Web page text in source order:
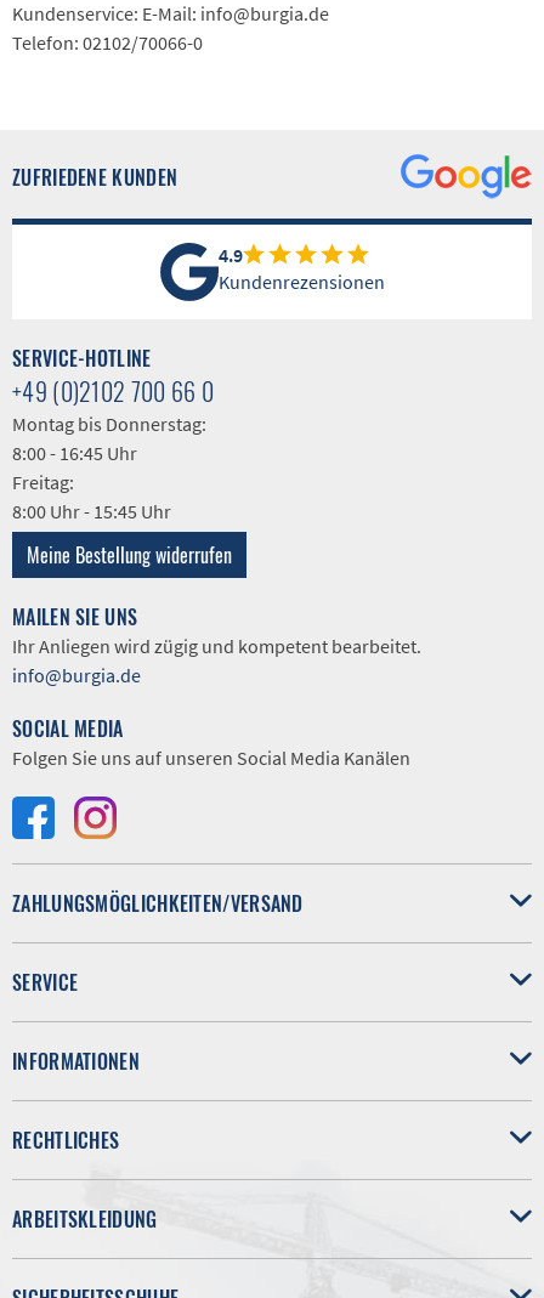
Kundenservice: E-Mail: info@burgia.de
Telefon: 02102/70066-0
ZUFRIEDENE KUNDEN
4.9
Kundenrezensionen
SERVICE-HOTLINE
+49 (0)2102 700 66 0
Montag bis Donnerstag:
8:00 - 16:45 Uhr
Freitag:
8:00 Uhr - 15:45 Uhr
Meine Bestellung widerrufen
MAILEN SIE UNS
Ihr Anliegen wird zügig und kompetent bearbeitet.
info@burgia.de
SOCIAL MEDIA
Folgen Sie uns auf unseren Social Media Kanälen
ZAHLUNGSMÖGLICHKEITEN/VERSAND
SERVICE
INFORMATIONEN
RECHTLICHES
ARBEITSKLEIDUNG